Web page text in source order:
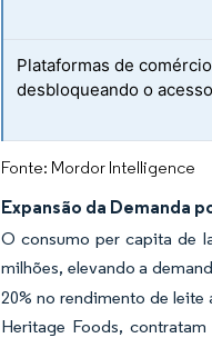
Plataformas de
desbloqueando o
Fonte: Mordor Intelligence
Expansão da Demanda
O consumo per capita de
milhões, elevando a
20% no rendimento de
Heritage Foods,